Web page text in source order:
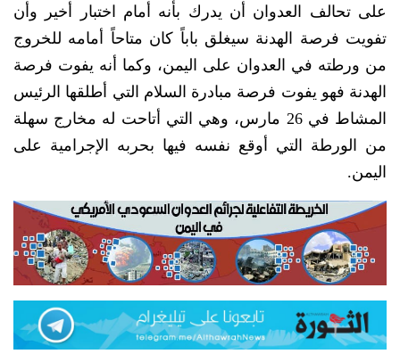
على تحالف العدوان أن يدرك بأنه أمام اختبار أخير وأن
تفويت فرصة الهدنة سيغلق باباً كان متاحاً أمامه للخروج
من ورطته في العدوان على اليمن، وكما أنه يفوت فرصة
الهدنة فهو يفوت فرصة مبادرة السلام التي أطلقها الرئيس
المشاط في 26 مارس، وهي التي أتاحت له مخارج سهلة
من الورطة التي أوقع نفسه فيها بحربه الإجرامية على
اليمن.